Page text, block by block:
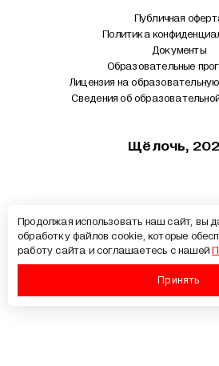
Публичная
Политика
Документы
Образовательные
Лицензия на
Сведения об
Щёлочь,
Продолжая использовать наш сайт, вы
обработку файлов cookie, которые
работу сайта и соглашаетесь с нашей
Принять